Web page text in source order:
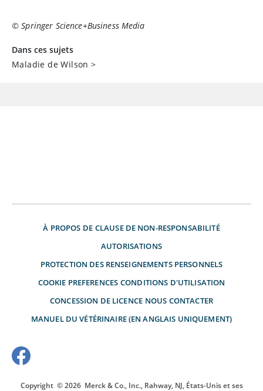
© Springer Science+Business Media
Dans ces sujets
Maladie de Wilson >
À PROPOS DE CLAUSE DE NON-RESPONSABILITÉ
AUTORISATIONS
PROTECTION DES RENSEIGNEMENTS PERSONNELS
COOKIE PREFERENCES CONDITIONS D'UTILISATION
CONCESSION DE LICENCE NOUS CONTACTER
MANUEL DU VÉTÉRINAIRE (EN ANGLAIS UNIQUEMENT)
Copyright © 2026 Merck & Co., Inc., Rahway, NJ, États-Unis et ses